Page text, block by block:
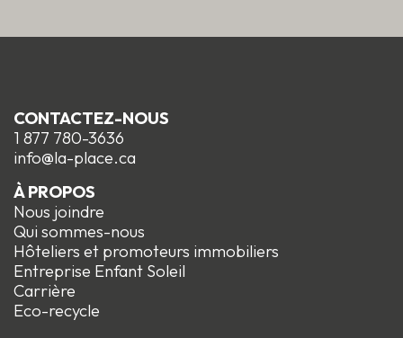
CONTACTEZ-NOUS
1 877 780-3636
info@la-place.ca
À PROPOS
Nous joindre
Qui sommes-nous
Hôteliers et promoteurs immobiliers
Entreprise Enfant Soleil
Carrière
Eco-recycle